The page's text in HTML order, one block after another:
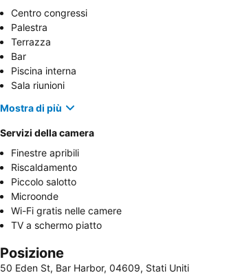
Centro congressi
Palestra
Terrazza
Bar
Piscina interna
Sala riunioni
Mostra di più
Servizi della camera
Finestre apribili
Riscaldamento
Piccolo salotto
Microonde
Wi-Fi gratis nelle camere
TV a schermo piatto
Posizione
50 Eden St, Bar Harbor, 04609, Stati Uniti